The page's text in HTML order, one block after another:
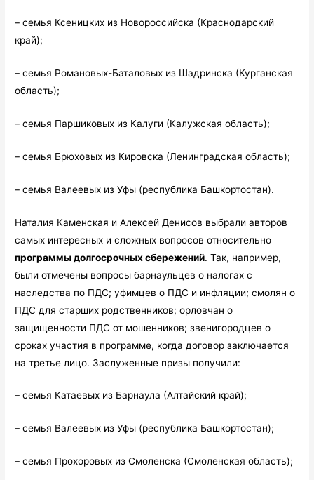
– семья Ксеницких из Новороссийска (Краснодарский
край);
– семья Романовых-Баталовых из Шадринска (Курганская
область);
– семья Паршиковых из Калуги (Калужская область);
– семья Брюховых из Кировска (Ленинградская область);
– семья Валеевых из Уфы (республика Башкортостан).
Наталия Каменская и Алексей Денисов выбрали авторов
самых интересных и сложных вопросов относительно
программы долгосрочных сбережений. Так, например,
были отмечены вопросы барнаульцев о налогах с
наследства по ПДС; уфимцев о ПДС и инфляции; смолян о
ПДС для старших родственников; орловчан о
защищенности ПДС от мошенников; звенигородцев о
сроках участия в программе, когда договор заключается
на третье лицо. Заслуженные призы получили:
– семья Катаевых из Барнаула (Алтайский край);
– семья Валеевых из Уфы (республика Башкортостан);
– семья Прохоровых из Смоленска (Смоленская область);